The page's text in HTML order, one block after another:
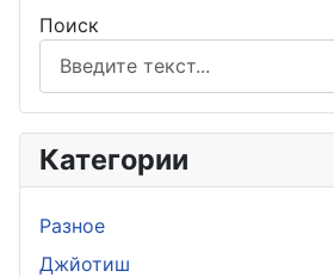
Поиск
Категории
Разное
Джйотиш